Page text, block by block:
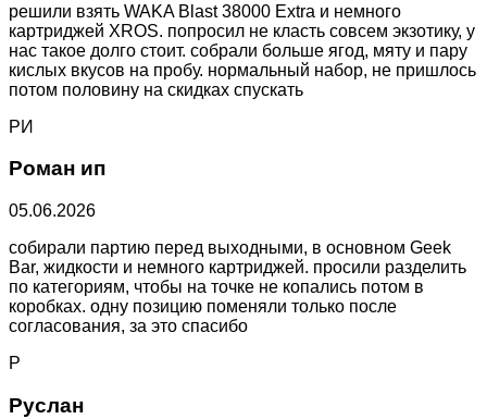
решили взять WAKA Blast 38000 Extra и немного
картриджей XROS. попросил не класть совсем экзотику, у
нас такое долго стоит. собрали больше ягод, мяту и пару
кислых вкусов на пробу. нормальный набор, не пришлось
потом половину на скидках спускать
РИ
Роман ип
05.06.2026
собирали партию перед выходными, в основном Geek
Bar, жидкости и немного картриджей. просили разделить
по категориям, чтобы на точке не копались потом в
коробках. одну позицию поменяли только после
согласования, за это спасибо
Р
Руслан